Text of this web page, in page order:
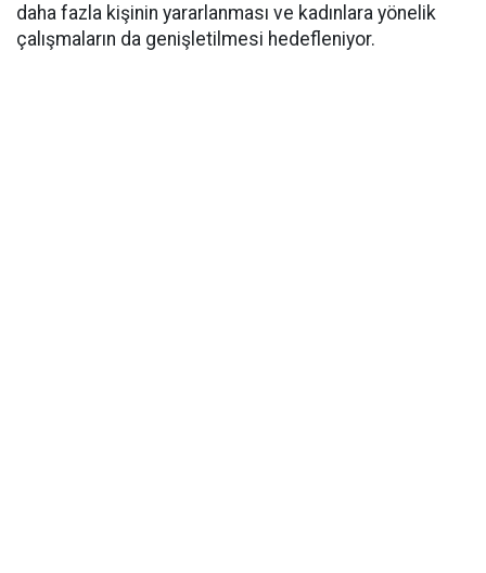
daha fazla kişinin yararlanması ve kadınlara yönelik
çalışmaların da genişletilmesi hedefleniyor.